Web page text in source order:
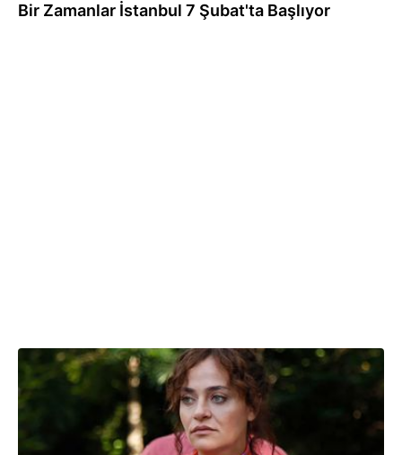
Bir Zamanlar İstanbul 7 Şubat'ta Başlıyor
24.01.2025